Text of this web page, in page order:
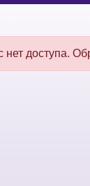
доступа.